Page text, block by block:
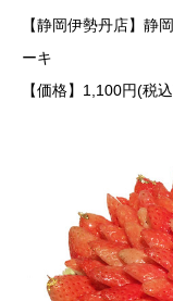
【静岡伊勢丹店】静
ーキ
【価格】1,100円(税